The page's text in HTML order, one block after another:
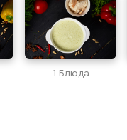
1 Блюда